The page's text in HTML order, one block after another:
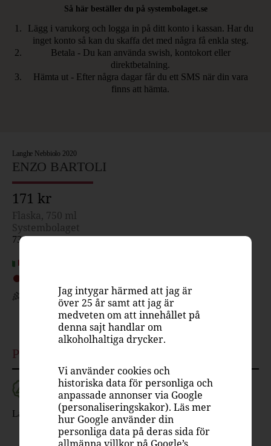
Langhe Nebbiolo 2020
ENZO BARTOLI
171 kr
Flaska, 750 ml
Systembolaget
7366301
Nebbiolo
Passar till
Lamm Vilt
Så här beställer du på systembolaget.se
Lägg i varukorg och logga in på ditt konto i kassan. Har du
inget konto så kan du skaffa det med några få enkla steg.
Betala - Du kan använda swish, kontokort eller
direktbetalning.
Hämta ut - Efter några dagar får du ett SMS när din vara
finns att hämta.
Jag intygar härmed att jag är
över 25 år samt att jag är
medveten om att innehållet på
denna sajt handlar om
alkoholhaltiga drycker.
Vi använder cookies och
historiska data för personliga och
anpassade annonser via Google
(personaliseringskakor). Läs mer
hur Google använder din
personliga data på deras sida för